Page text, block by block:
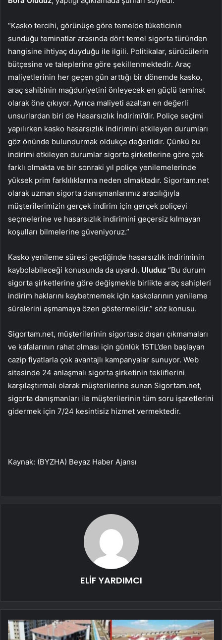
“Kasko tercihi, görünüşe göre temelde tüketicinin
sunduğu teminatlar arasında dört temel sigorta türünden
hangisine ihtiyaç duyduğu ile ilgili. Politikalar, sürücülerin
bütçesine ve taleplerine göre şekillenmektedir. Araç
maliyetlerinin her geçen gün arttığı bir dönemde kasko,
araç sahibinin mağduriyetini önleyecek en güçlü teminat
olarak öne çıkıyor. Ayrıca maliyeti azaltan en değerli
unsurlardan biri de Hasarsızlık İndirimi’dir. Poliçe seçimi
yapılırken kasko hasarsızlık indirimini etkileyen durumları
göz önünde bulundurmak oldukça değerlidir. Çünkü bu
indirimi etkileyen durumlar sigorta şirketlerine göre çok
farklı olmakta ve bir sonraki yıl poliçe yenilemelerinde
yüksek prim farklılıklarına neden olmaktadır. Sigortam.net
olarak uzman sigorta danışmanlarımız aracılığıyla
müşterilerimizin gerçek indirim için gerçek poliçeyi
seçmelerine ve hasarsızlık indirimini geçersiz kılmayan
koşulları bilmelerine güveniyoruz.”
Kasko yenileme süresi geçtiğinde hasarsızlık indiriminin
kaybolabileceği konusunda da uyardı. Uluduz “Bu durum
sigorta şirketlerine göre değişmekle birlikte araç sahipleri
indirim haklarını kaybetmemek için kaskolarının yenileme
sürelerini aşmamaya özen göstermelidir.” söz konusu.
Sigortam.net, müşterilerinin sigortasız dışarı çıkmamaları
ve kafalarının rahat olması için günlük 15TL’den başlayan
cazip fiyatlarla çok avantajlı kampanyalar sunuyor. Web
sitesinde 24 anlaşmalı sigorta şirketinin tekliflerini
karşılaştırmalı olarak müşterilerine sunan Sigortam.net,
sigorta danışmanları ile müşterilerinin tüm soru işaretlerini
gidermek için 7/24 kesintisiz hizmet vermektedir.
Kaynak: (BYZHA) Beyaz Haber Ajansı
ELİF YARDIMCI